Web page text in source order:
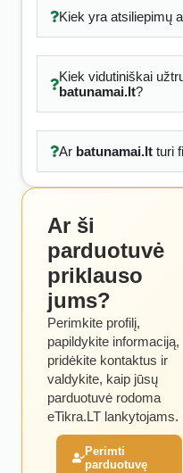
Kiek yra atsiliepimų
Kiek vidutiniškai
batunamai.lt?
Ar batunamai.ltturi
Ar ši
parduotuvė
priklauso
jums?
Perimkite profilį,
papildykite informaciją,
pridėkite kontaktus ir
valdykite, kaip jūsų
parduotuvė rodoma
eTikra.LT lankytojams.
Perimti
parduotuvę